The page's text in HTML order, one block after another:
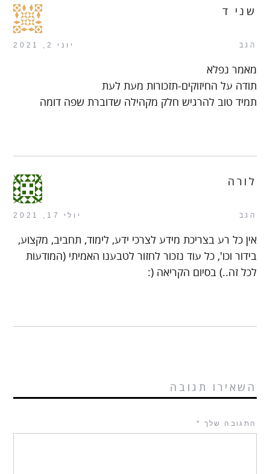
הגב יוני 2, 2021
שני ד
מאמר נפלא
תודה על החיזוקים-תזכורות מעת לעת
תמיד טוב להרגיש חלק מקהילה שדוברת שפה דומה
הגב יולי 17, 2021
לורה
אין כל רע בצריכת מידע לצרכי ידע, לימוד, תחביב, מקצוע,
בידור וכו', כל עוד נזכור לחזור לטבענו האמיתי (המודעות
לכל זה..) בסיום הקריאה (:
השאירו תגובה
התגובה שלך *